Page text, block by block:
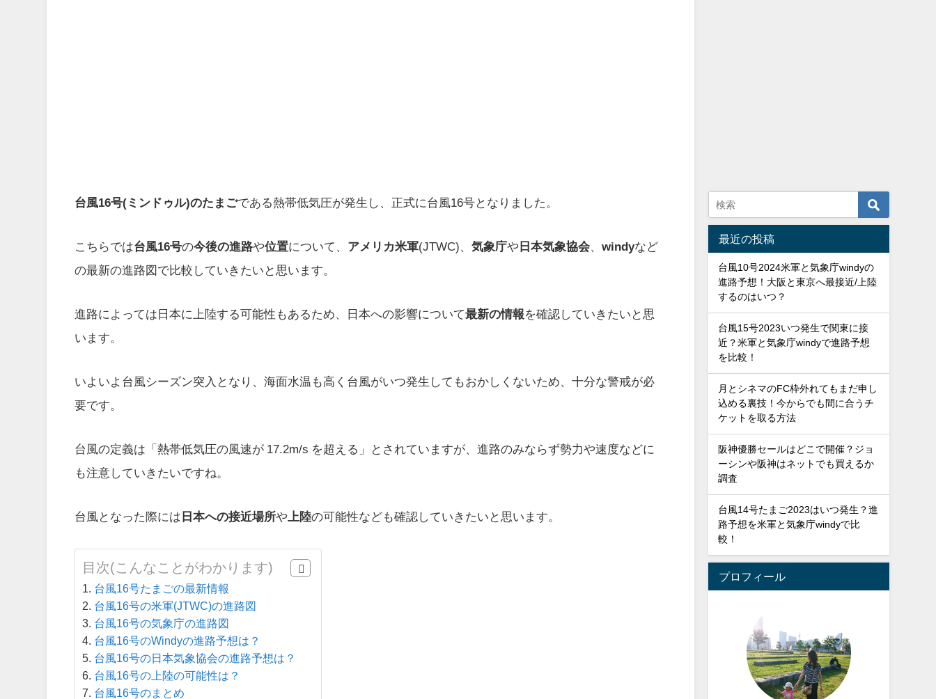
台風16号( ミンドゥル)のたまごである熱帯低気圧が発生し、正式に台風16号となりました。
こちらでは台風16号の今後の進路や位置について、 アメリカ米軍(JTWC)、気象庁や 日本気象協会 、windyなど
の最新の進路図で比較していきたいと思います。
進路によっては日本に上陸する可能性もあるため、日本への影響について最新の情報を確認していきたいと思
います。
いよいよ台風シーズン突入となり、海面水温も高く台風がいつ発生してもおかしくないため、十分な警戒が必
要です。
台風の定義は「熱帯低気圧の風速が 17.2m/s を超える」とされていますが、進路のみならず勢力や速度などに
も注意していきたいですね。
台風となった際には 日本への接近場所や 上陸の可能性なども確認していきたいと思います。
目次(こんなことがわかります)
台風16号たまごの最新情報
台風16号の米軍(JTWC)の進路図
台風16号の気象庁の進路図
台風16号のWindyの進路予想は？
台風16号の日本気象協会の進路予想は？
台風16号の上陸の可能性は？
台風16号のまとめ
最近の投稿
台風10号2024米軍と気象庁windyの
進路予想！大阪と東京へ最接近/上陸
するのはいつ？
台風15号2023いつ発生で関東に接
近？米軍と気象庁windyで進路予想
を比較！
月とシネマのFC枠外れてもまだ申し
込める裏技！今からでも間に合うチ
ケットを取る方法
阪神優勝セールはどこで開催？ジョ
ーシンや阪神はネットでも買えるか
調査
台風14号たまご2023はいつ発生？進
路予想を米軍と気象庁windyで比
較！
プロフィール